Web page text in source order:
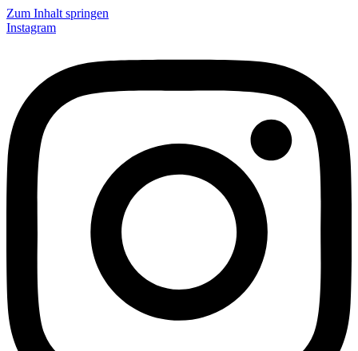
Zum Inhalt springen
Instagram